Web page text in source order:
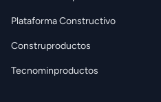
Plataforma Constructivo
Construproductos
Tecnominproductos